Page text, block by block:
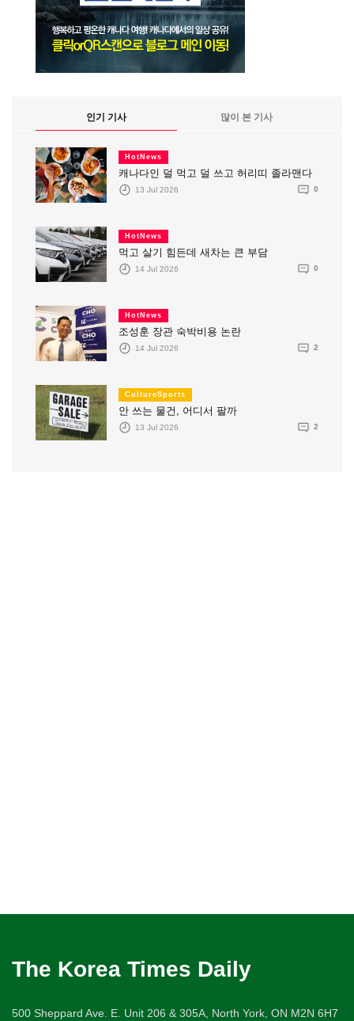
인기 기사 많이 본 기사
HotNews
캐나다인 덜 먹고 덜 쓰고 허리띠 졸라맨다
13 Jul 2026 0
HotNews
먹고 살기 힘든데 새차는 큰 부담
14 Jul 2026 0
HotNews
조성훈 장관 숙박비용 논란
14 Jul 2026 2
CultureSports
안 쓰는 물건, 어디서 팔까
13 Jul 2026 2
The Korea Times Daily
500 Sheppard Ave. E. Unit 206 & 305A, North York, ON M2N 6H7